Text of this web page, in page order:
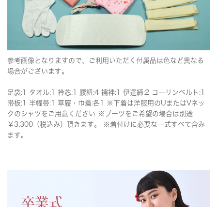
参考画像となりますので、ご利用いただく付属品は色など異なる
場合がございます。
足袋:1 タオル:1 衿芯:1 腰紐:4 襦袢:1 伊達締:2 コーリンベルト:1
帯板:1 半幅帯:1 草履・巾着:各1 ※下着は洋服用のUまたはVネッ
クのシャツをご用意ください ※ブーツをご希望の場合は別途
￥3,300（税込み）頂きます。 ※着付けに必要な一式すべて含み
ます。